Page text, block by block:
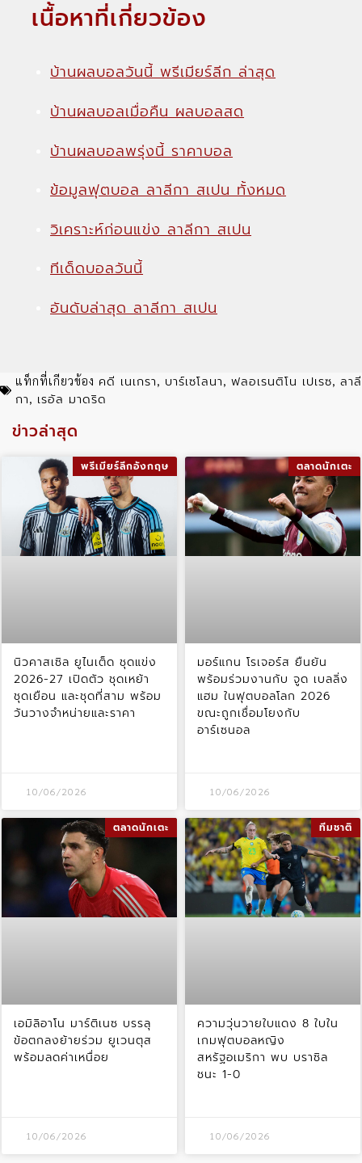
เนื้อหาที่เกี่ยวข้อง
บ้านผลบอลวันนี้ พรีเมียร์ลีก ล่าสุด
บ้านผลบอลเมื่อคืน ผลบอลสด
บ้านผลบอลพรุ่งนี้ ราคาบอล
ข้อมูลฟุตบอล ลาลีกา สเปน ทั้งหมด
วิเคราะห์ก่อนแข่ง ลาลีกา สเปน
ทีเด็ดบอลวันนี้
อันดับล่าสุด ลาลีกา สเปน
แท็กที่เกียวข้อง คดี เนเกรา, บาร์เซโลนา, ฟลอเรนติโน เปเรซ, ลาลี
กา, เรอัล มาดริด
ข่าวล่าสุด
พรีเมียร์ลีกอังกฤษ
นิวคาสเซิล ยูไนเต็ด ชุดแข่ง
2026-27 เปิดตัว ชุดเหย้า
ชุดเยือน และชุดที่สาม พร้อม
วันวางจำหน่ายและราคา
10/06/2026
ตลาดนักเตะ
มอร์แกน โรเจอร์ส ยืนยัน
พร้อมร่วมงานกับ จูด เบลลิ่ง
แฮม ในฟุตบอลโลก 2026
ขณะถูกเชื่อมโยงกับ
อาร์เซนอล
10/06/2026
ตลาดนักเตะ
เอมิลิอาโน มาร์ติเนซ บรรลุ
ข้อตกลงย้ายร่วม ยูเวนตุส
พร้อมลดค่าเหนื่อย
10/06/2026
ทีมชาติ
ความวุ่นวายใบแดง 8 ใบใน
เกมฟุตบอลหญิง
สหรัฐอเมริกา พบ บราซิล
ชนะ 1-0
10/06/2026